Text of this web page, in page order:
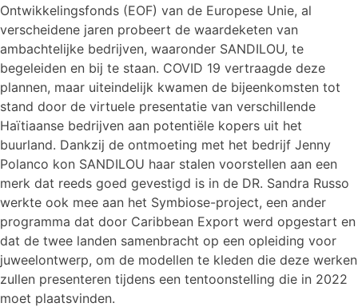
Ontwikkelingsfonds (EOF) van de Europese Unie, al
verscheidene jaren probeert de waardeketen van
ambachtelijke bedrijven, waaronder SANDILOU, te
begeleiden en bij te staan. COVID 19 vertraagde deze
plannen, maar uiteindelijk kwamen de bijeenkomsten tot
stand door de virtuele presentatie van verschillende
Haïtiaanse bedrijven aan potentiële kopers uit het
buurland. Dankzij de ontmoeting met het bedrijf Jenny
Polanco kon SANDILOU haar stalen voorstellen aan een
merk dat reeds goed gevestigd is in de DR. Sandra Russo
werkte ook mee aan het Symbiose-project, een ander
programma dat door Caribbean Export werd opgestart en
dat de twee landen samenbracht op een opleiding voor
juweelontwerp, om de modellen te kleden die deze werken
zullen presenteren tijdens een tentoonstelling die in 2022
moet plaatsvinden.